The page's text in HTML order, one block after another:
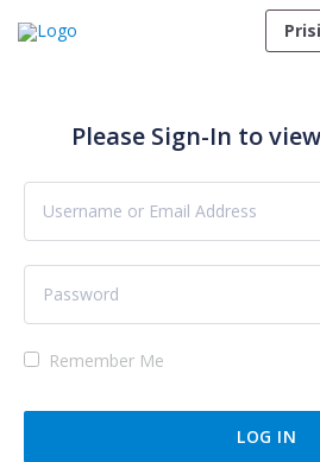
Please Sign-In to
Remember Me